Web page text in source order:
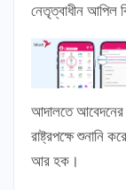
নেতৃত্বাধীন আপিল
আদালতে আবেদনের
রাষ্ট্রপক্ষে শুনানি
আর হক।